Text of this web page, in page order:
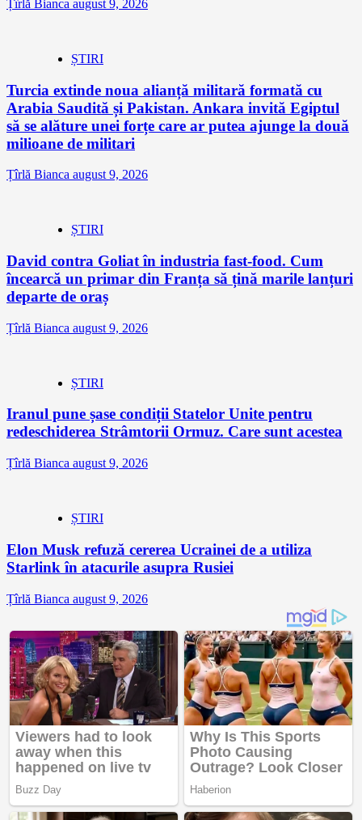
Țîrlă Bianca august 9, 2026
ȘTIRI
Turcia extinde noua alianță militară formată cu
Arabia Saudită și Pakistan. Ankara invită Egiptul
să se alăture unei forțe care ar putea ajunge la două
milioane de militari
Țîrlă Bianca august 9, 2026
ȘTIRI
David contra Goliat în industria fast-food. Cum
încearcă un primar din Franța să țină marile lanțuri
departe de oraș
Țîrlă Bianca august 9, 2026
ȘTIRI
Iranul pune șase condiții Statelor Unite pentru
redeschiderea Strâmtorii Ormuz. Care sunt acestea
Țîrlă Bianca august 9, 2026
ȘTIRI
Elon Musk refuză cererea Ucrainei de a utiliza
Starlink în atacurile asupra Rusiei
Țîrlă Bianca august 9, 2026